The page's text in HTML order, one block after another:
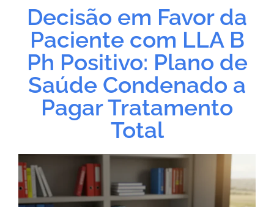
Decisão em Favor da
Paciente com LLA B
Ph Positivo: Plano de
Saúde Condenado a
Pagar Tratamento
Total